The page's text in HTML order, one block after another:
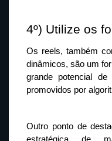
4º) Utilize os
Os reels, também
dinâmicos, são um
grande potencial
promovidos por
Outro ponto de